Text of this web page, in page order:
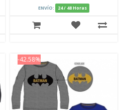
ENVÍO: 24 / 48 Horas
-42.58%